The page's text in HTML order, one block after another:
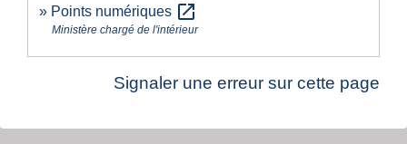
Points numériques open_in_new
Ministère chargé de l'intérieur
Signaler une erreur sur cette page